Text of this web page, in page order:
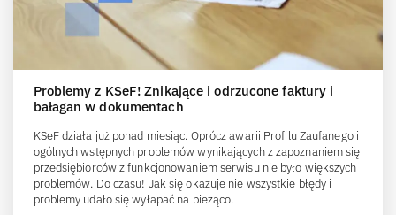
Problemy z KSeF! Znikające i odrzucone faktury i
bałagan w dokumentach
KSeF działa już ponad miesiąc. Oprócz awarii Profilu Zaufanego i
ogólnych wstępnych problemów wynikających z zapoznaniem się
przedsiębiorców z funkcjonowaniem serwisu nie było większych
problemów. Do czasu! Jak się okazuje nie wszystkie błędy i
problemy udało się wyłapać na bieżąco.